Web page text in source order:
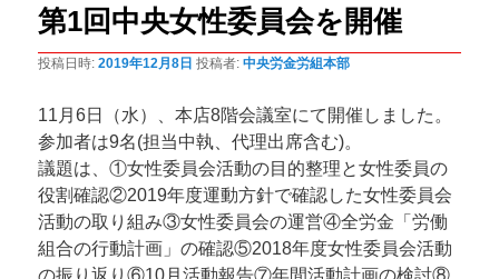
ゲ
シ
ン
第1回中央女性委員会を開催
投稿日時:2019年12月8日 投稿者:中央労金労組本部
11月6日（水）、本店8階会議室にて開催しました。
参加者は9名(担当中執、代理出席含む)。
議題は、①女性委員会活動の目的整理と女性委員の
役割確認②2019年度運動方針で確認した女性委員会
活動の取り組み③女性委員会の運営④全労金「労働
組合の行動計画」の確認⑤2018年度女性委員会活動
の振り返り⑥10月活動報告⑦年間活動計画の検討⑧